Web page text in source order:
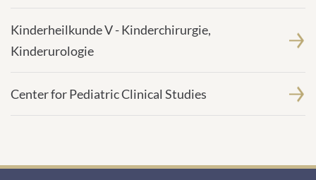
Kinderheilkunde V - Kinderchirurgie,
Kinderurologie
Center for Pediatric Clinical Studies